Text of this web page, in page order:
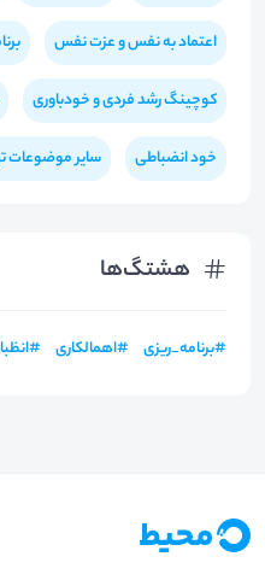
اعتماد به نفس و عزت نفس
کوچینگ رشد فردی و خودباوری
خود انضباطی سایر موضوعات
هشتگ‌ها
#برنامه_ریزی #اهمالکاری #